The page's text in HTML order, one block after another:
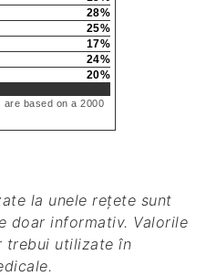
28%
25%
17%
24%
20%
are based on a 2000
doar informativ. Valorile
trebui utilizate în